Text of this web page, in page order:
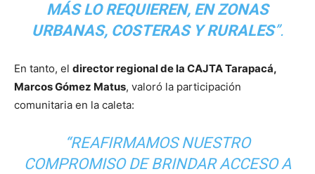
MÁS LO REQUIEREN, EN ZONAS
URBANAS, COSTERAS Y RURALES”.
En tanto, el director regional de la CAJTA Tarapacá,
Marcos Gómez Matus, valoró la participación
comunitaria en la caleta:
“REAFIRMAMOS NUESTRO
COMPROMISO DE BRINDAR ACCESO A